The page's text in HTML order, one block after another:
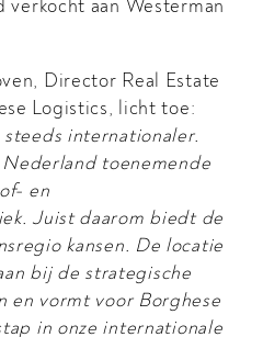
aan Westerman
Director Real Estate
Logistics, licht toe:
internationaler.
toenemende
en
Juist daarom biedt de
kansen. De locatie
bij de strategische
en vormt voor Borghese
in onze internationale